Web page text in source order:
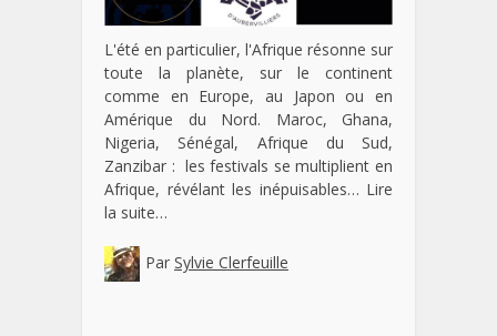
L'été en particulier, l'Afrique résonne sur
toute la planète, sur le continent
comme en Europe, au Japon ou en
Amérique du Nord. Maroc, Ghana,
Nigeria, Sénégal, Afrique du Sud,
Zanzibar : les festivals se multiplient en
Afrique, révélant les inépuisables… Lire
la suite…
Par Sylvie Clerfeuille